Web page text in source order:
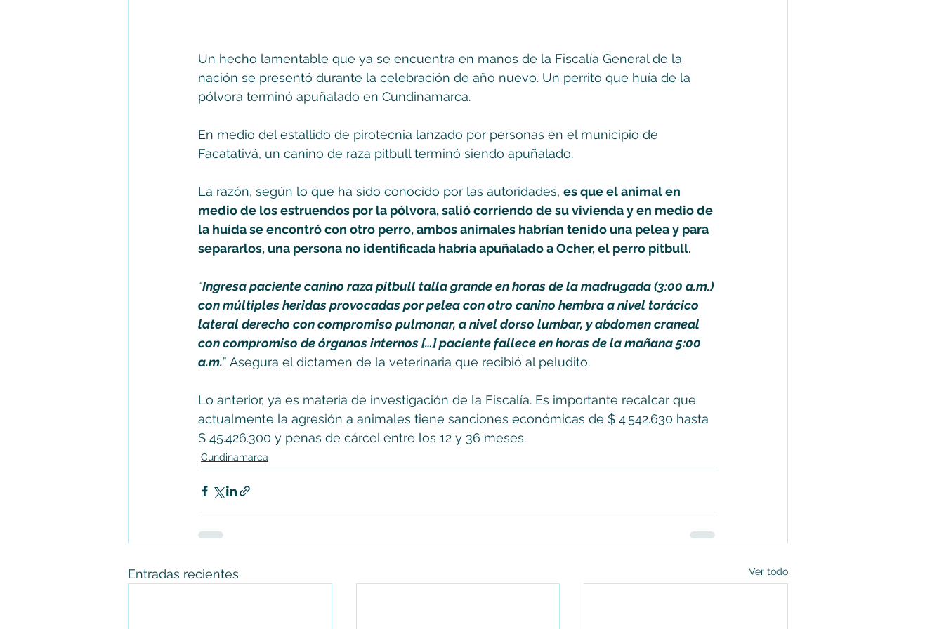
Un hecho lamentable que ya se encuentra en manos de la Fiscalía General de la
nación se presentó durante la celebración de año nuevo. Un perrito que huía de la
pólvora terminó apuñalado en Cundinamarca.
En medio del estallido de pirotecnia lanzado por personas en el municipio de
Facatativá, un canino de raza pitbull terminó siendo apuñalado.
La razón, según lo que ha sido conocido por las autoridades, es que el animal en
medio de los estruendos por la pólvora, salió corriendo de su vivienda y en medio de
la huída se encontró con otro perro, ambos animales habrían tenido una pelea y para
separarlos, una persona no identificada habría apuñalado a Ocher, el perro pitbull.
“Ingresa paciente canino raza pitbull talla grande en horas de la madrugada (3:00 a.m.)
con múltiples heridas provocadas por pelea con otro canino hembra a nivel torácico
lateral derecho con compromiso pulmonar, a nivel dorso lumbar, y abdomen craneal
con compromiso de órganos internos […] paciente fallece en horas de la mañana 5:00
a.m.” Asegura el dictamen de la veterinaria que recibió al peludito.
Lo anterior, ya es materia de investigación de la Fiscalía. Es importante recalcar que
actualmente la agresión a animales tiene sanciones económicas de $ 4.542.630 hasta
$ 45.426.300 y penas de cárcel entre los 12 y 36 meses.
Cundinamarca
Entradas recientes Ver todo